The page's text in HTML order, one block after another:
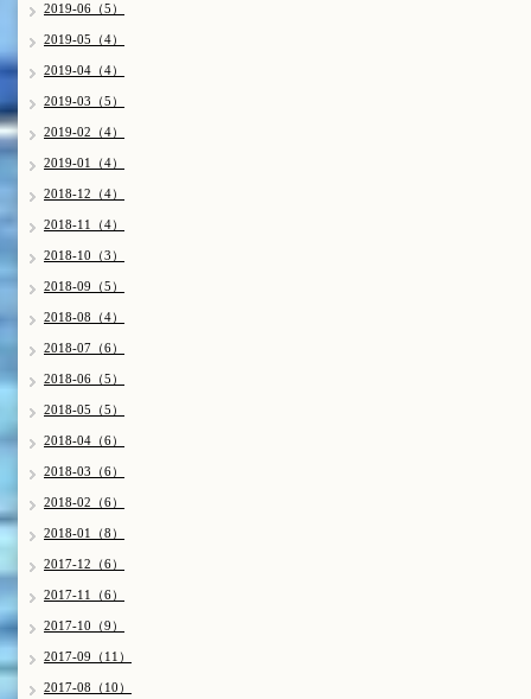
2019-06（5）
2019-05（4）
2019-04（4）
2019-03（5）
2019-02（4）
2019-01（4）
2018-12（4）
2018-11（4）
2018-10（3）
2018-09（5）
2018-08（4）
2018-07（6）
2018-06（5）
2018-05（5）
2018-04（6）
2018-03（6）
2018-02（6）
2018-01（8）
2017-12（6）
2017-11（6）
2017-10（9）
2017-09（11）
2017-08（10）